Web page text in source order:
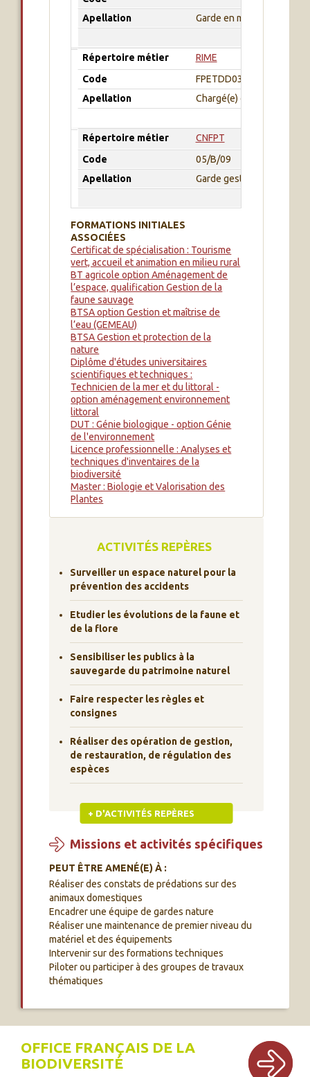
Apellation
Garde en mer
Répertoire métier
RIME
Code
FPETDD03
Apellation
Chargé(e) de la
Répertoire métier
CNFPT
Code
05/B/09
Apellation
Garde gestionnaire des
FORMATIONS INITIALES
ASSOCIÉES
Certificat de spécialisation : Tourisme
vert, accueil et animation en milieu rural
BT agricole option Aménagement de
l’espace, qualification Gestion de la
faune sauvage
BTSA option Gestion et maîtrise de
l’eau (GEMEAU)
BTSA Gestion et protection de la
nature
Diplôme d'études universitaires
scientifiques et techniques :
Technicien de la mer et du littoral -
option aménagement environnement
littoral
DUT : Génie biologique - option Génie
de l'environnement
Licence professionnelle : Analyses et
techniques d'inventaires de la
biodiversité
Master : Biologie et Valorisation des
Plantes
ACTIVITÉS REPÈRES
Surveiller un espace naturel pour la
prévention des accidents
Etudier les évolutions de la faune et
de la flore
Sensibiliser les publics à la
sauvegarde du patrimoine naturel
Faire respecter les règles et
consignes
Réaliser des opération de gestion,
de restauration, de régulation des
espèces
+ D'ACTIVITÉS REPÈRES
Missions et activités spécifiques
PEUT ÊTRE AMENÉ(E) À :
Réaliser des constats de prédations sur des
animaux domestiques
Encadrer une équipe de gardes nature
Réaliser une maintenance de premier niveau du
matériel et des équipements
Intervenir sur des formations techniques
Piloter ou participer à des groupes de travaux
thématiques
OFFICE FRANÇAIS DE LA
BIODIVERSITÉ